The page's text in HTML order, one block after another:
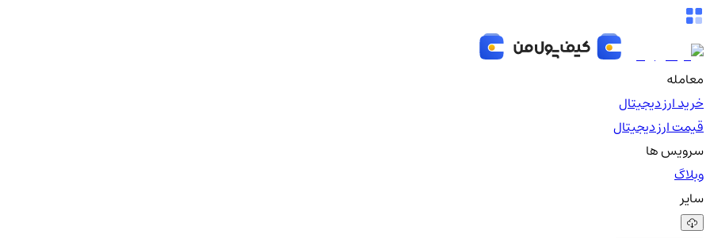
معامله
خرید ارز دیجیتال
قیمت ارز دیجیتال
سرویس ها
وبلاگ
سایر